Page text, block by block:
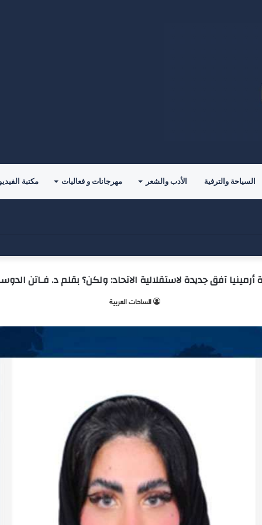
السياحة والترفية الأدب والشعر مهرجانات و فعاليات مكتبة
آفق جديدة لاستقلالية الاتحاد: ولكن؟ بقلم د. فـاتن
الساحات العربية